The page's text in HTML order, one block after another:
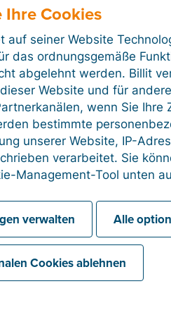
Ihre Cookies
auf seiner Website
das ordnungsgemäße
abgelehnt werden. Billit
Website und für
wenn Sie Ihre
bestimmte
unserer Website, IP-
verarbeitet. Sie
Management-Tool unten
verwalten Alle
Cookies ablehnen